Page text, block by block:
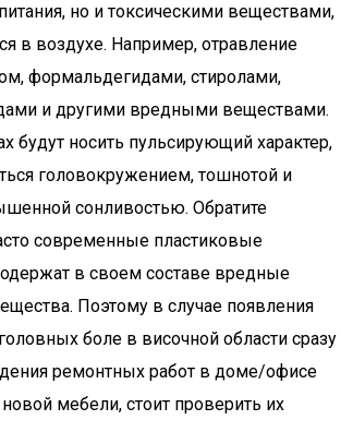
но и токсическими веществами,
в воздухе. Например, отравление
формальдегидами, стиролами,
и другими вредными веществами.
будут носить пульсирующий характер,
головокружением, тошнотой и
сонливостью. Обратите
современные пластиковые
в своем составе вредные
Поэтому в случае появления
боле в височной области сразу
ремонтных работ в доме/офисе
мебели, стоит проверить их